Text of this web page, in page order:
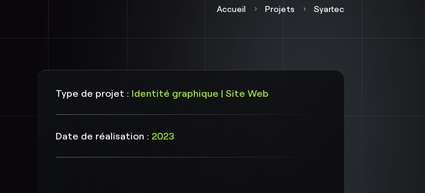
Accueil 5 Projets 5 Syartec
Type de projet : Identité graphique | Site Web
Date de réalisation : 2023